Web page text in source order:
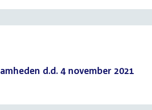
d.d. 4 november 2021